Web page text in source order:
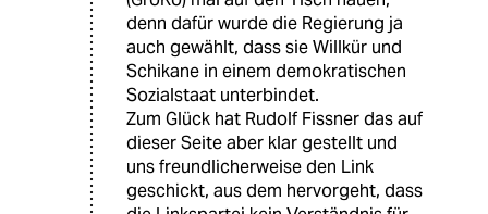
denn dafür wurde die Regierung ja
auch gewählt, dass sie Willkür und
Schikane in einem demokratischen
Sozialstaat unterbindet.
Zum Glück hat Rudolf Fissner das auf
dieser Seite aber klar gestellt und
uns freundlicherweise den Link
geschickt, aus dem hervorgeht, dass